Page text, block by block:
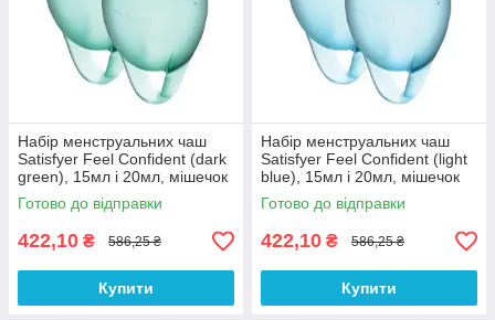
Набір менструальних чаш
Satisfyer Feel Confident (dark
green), 15мл і 20мл, мішечок
для зберігання 100%
Анонімності
Готово до відправки
422,10 ₴ 586,25 ₴
Купити
Набір менструальних чаш
Satisfyer Feel Confident (light
blue), 15мл і 20мл, мішечок
для зберігання 100%
Анонімності
Готово до відправки
422,10 ₴ 586,25 ₴
Купити